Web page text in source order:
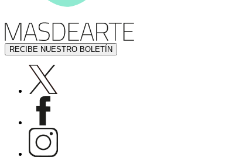
RECIBE NUESTRO BOLETÍN